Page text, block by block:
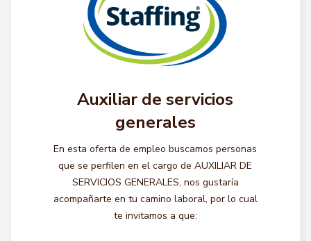
Auxiliar de servicios
generales
En esta oferta de empleo buscamos personas
que se perfilen en el cargo de AUXILIAR DE
SERVICIOS GENERALES, nos gustaría
acompañarte en tu camino laboral, por lo cual
te invitamos a que: